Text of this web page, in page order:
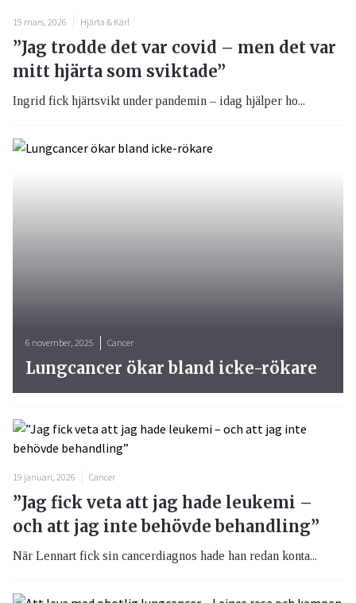
19 mars, 2026 Hjärta & Kärl
”Jag trodde det var covid – men det var
mitt hjärta som sviktade”
Ingrid fick hjärtsvikt under pandemin – idag hjälper ho...
19 januari, 2026 Cancer
”Jag fick veta att jag hade leukemi –
och att jag inte behövde behandling”
När Lennart fick sin cancerdiagnos hade han redan konta...
6 november, 2025 Cancer
Lungcancer ökar bland icke-rökare